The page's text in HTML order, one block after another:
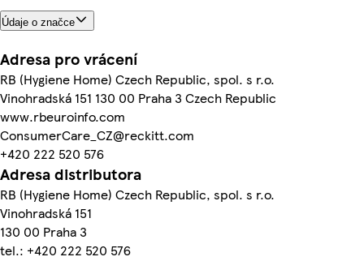
Údaje o značce
Adresa pro vrácení
RB (Hygiene Home) Czech Republic, spol. s r.o.
Vinohradská 151 130 00 Praha 3 Czech Republic
www.rbeuroinfo.com
ConsumerCare_CZ@reckitt.com
+420 222 520 576
Adresa distributora
RB (Hygiene Home) Czech Republic, spol. s r.o.
Vinohradská 151
130 00 Praha 3
tel.: +420 222 520 576